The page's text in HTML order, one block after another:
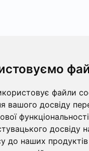
файли
вашого досвіду
досвіду
до наших продуктів